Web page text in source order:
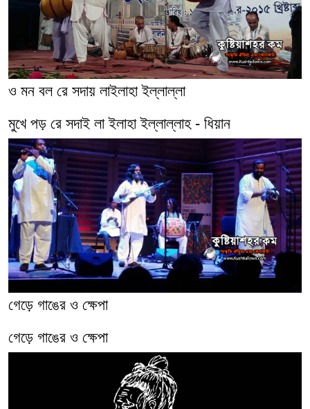
ও মন বল রে সদায় লাইলাহা ইল্লাল্লা
মুখে পড় রে সদাই লা ইলাহা ইল্লাল্লাহ - ধিয়ান
গেড়ে গাঙের ও ক্ষেপা
গেড়ে গাঙের ও ক্ষেপা